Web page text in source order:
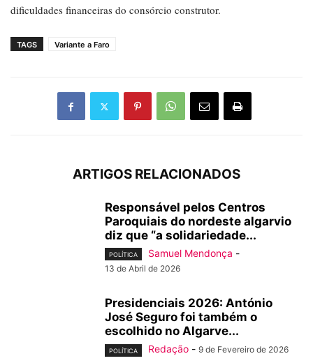
dificuldades financeiras do consórcio construtor.
TAGS Variante a Faro
ARTIGOS RELACIONADOS
Responsável pelos Centros
Paroquiais do nordeste algarvio
diz que “a solidariedade...
POLÍTICA Samuel Mendonça -
13 de Abril de 2026
Presidenciais 2026: António
José Seguro foi também o
escolhido no Algarve...
POLÍTICA Redação - 9 de Fevereiro de 2026